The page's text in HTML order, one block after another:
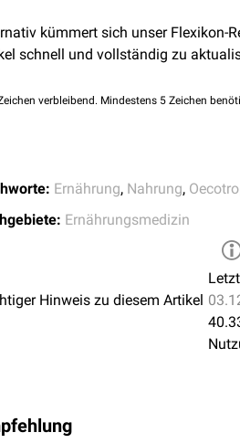
vonEnzymenund
Dienen als Energiereserve,
Elektrolyte,Spurenelemente
kümmert sich unser Flexikon-
schnell und vollständig zu
verbleibend. Mindestens 5 Zeichen
Ernährung, Nahrung,
Ernährungsmedizin
Hinweis zu diesem Artikel